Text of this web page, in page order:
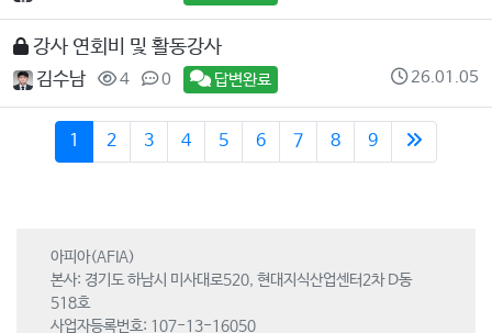
강사 연회비 및 활동강사
김수남 4 0 답변완료 26.01.05
1 2 3 4 5 6 7 8 9
아피아(AFIA)
본사: 경기도 하남시 미사대로520, 현대지식산업센터2차 D동
518호
사업자등록번호: 107-13-16050